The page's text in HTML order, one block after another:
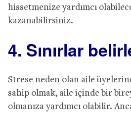
hissetmenize yardımcı
kazanabilirsiniz.
4. Sınırlar
Strese neden olan aile
sahip olmak, aile içinde bir
olmanıza yardımcı olabilir.